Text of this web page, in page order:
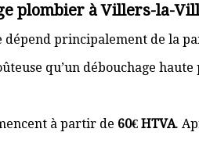
plombier à Villers-la-
dépend principalement de la
qu’un débouchage
à partir de 60€ HTVA.